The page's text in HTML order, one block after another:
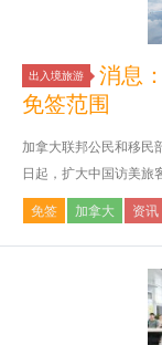
出入境旅游
消息
免签范围
加拿大联邦公民和移民
日起，扩大中国访美旅
免签 加拿大 资讯